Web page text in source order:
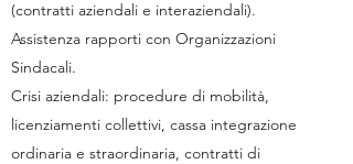
(contratti aziendali e interaziendali).
Assistenza rapporti con Organizzazioni
Sindacali.
Crisi aziendali: procedure di mobilità,
licenziamenti collettivi, cassa integrazione
ordinaria e straordinaria, contratti di